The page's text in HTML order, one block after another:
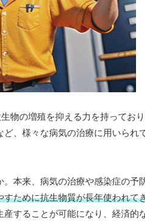
物の増殖を抑える力を持ってお
、様々な病気の治療に用いられ
。本来、病気の治療や感染症の予
すために抗生物質が長年使われて
することが可能になり、経済的